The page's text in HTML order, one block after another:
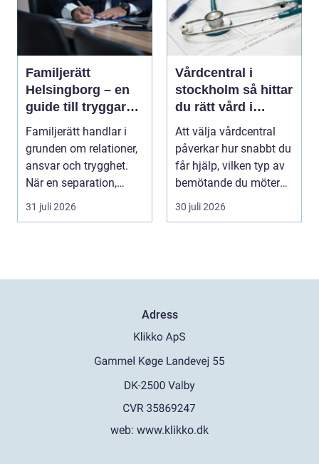
Familjerätt
Helsingborg – en
guide till tryggare
beslut för familjen
Familjerätt handlar i
grunden om relationer,
ansvar och trygghet.
När en separation,
v&ari...
31 juli 2026
Vårdcentral i
stockholm så hittar
du rätt vård i
vardagen
Att välja vårdcentral
påverkar hur snabbt du
får hjälp, vilken typ av
bemötande du möter
och hur try...
30 juli 2026
Adress
web: www.klikko.dk